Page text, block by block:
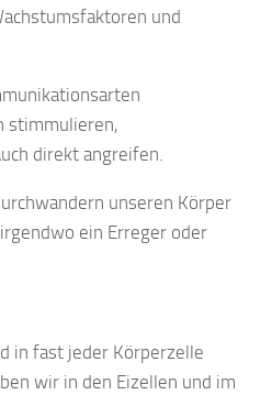
und
stimmulieren,
direkt angreifen.
unseren Körper
ein Erreger oder
in fast jeder Körperzelle
wir in den Eizellen und im